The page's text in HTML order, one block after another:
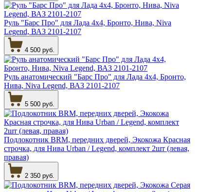
Руль "Барс Про" для Лада 4х4, Бронто, Нива, Niva
Legend, ВАЗ 2101-2107
4 500 руб.
Руль анатомический "Барс Про" для Лада 4х4, Бронто,
Нива, Niva Legend, ВАЗ 2101-2107
5 500 руб.
Подлокотник BRM, передних дверей, Экокожа Красная
строчка, для Нива Urban / Legend, комплект 2шт (левая,
правая)
2 350 руб.